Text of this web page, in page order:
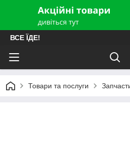
ВСЕ ЇДЕ!
Товари та послуги